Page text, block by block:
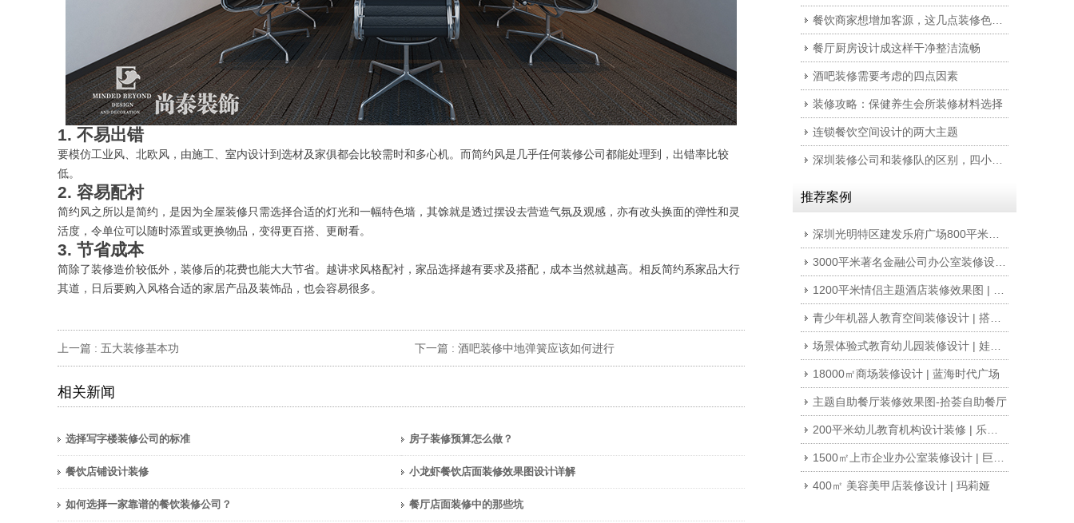
1. 不易出错
要模仿工业风、北欧风，由施工、室内设计到选材及家俱都会比较需时和多心机。而简约风是几乎任何装修公司都能处理到，出错率比较
低。
2. 容易配衬
简约风之所以是简约，是因为全屋装修只需选择合适的灯光和一幅特色墙，其馀就是透过摆设去营造气氛及观感，亦有改头换面的弹性和灵
活度，令单位可以随时添置或更换物品，变得更百搭、更耐看。
3. 节省成本
简除了装修造价较低外，装修后的花费也能大大节省。越讲求风格配衬，家品选择越有要求及搭配，成本当然就越高。相反简约系家品大行
其道，日后要购入风格合适的家居产品及装饰品，也会容易很多。
上一篇 : 五大装修基本功 下一篇 :酒吧装修中地弹簧应该如何进行
相关新闻
选择写字楼装修公司的标准 房子装修预算怎么做？
餐饮店铺设计装修 小龙虾餐饮店面装修效果图设计详解
如何选择一家靠谱的餐饮装修公司？ 餐厅店面装修中的那些坑
餐饮商家想增加客源，这几点装修色彩的知识非常有用
餐厅厨房设计成这样干净整洁流畅
酒吧装修需要考虑的四点因素
装修攻略：保健养生会所装修材料选择
连锁餐饮空间设计的两大主题
深圳装修公司和装修队的区别，四小点告诉你选谁。
推荐案例
深圳光明特区建发乐府广场800平米电子产品科技公司写字楼办公室装修设计
3000平米著名金融公司办公室装修设计 | 东方资产
1200平米情侣主题酒店装修效果图 | 新亚旅馆
青少年机器人教育空间装修设计 | 搭搭乐乐
场景体验式教育幼儿园装修设计 | 娃娃家
18000㎡商场装修设计 | 蓝海时代广场
主题自助餐厅装修效果图-拾荟自助餐厅
200平米幼儿教育机构设计装修 | 乐创教育
1500㎡上市企业办公室装修设计 | 巨灵财经
400㎡ 美容美甲店装修设计 | 玛莉娅